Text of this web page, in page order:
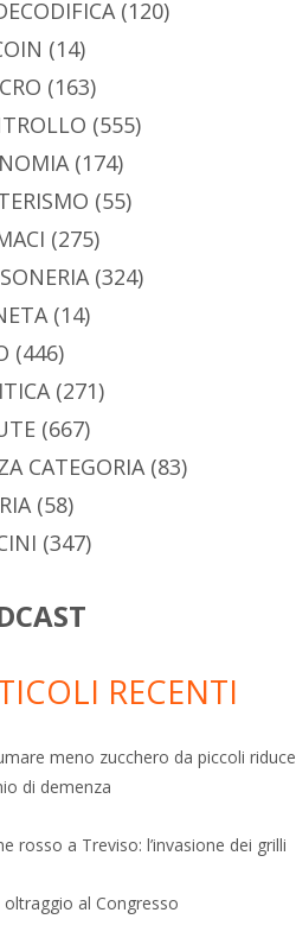
(120)
(14)
(163)
(555)
(174)
(55)
(275)
(324)
(14)
(446)
(271)
(667)
CATEGORIA(83)
(58)
(347)
RECENTI
meno zucchero da piccoli riduce
di demenza
rosso a Treviso: l’invasione dei grilli
oltraggio al Congresso